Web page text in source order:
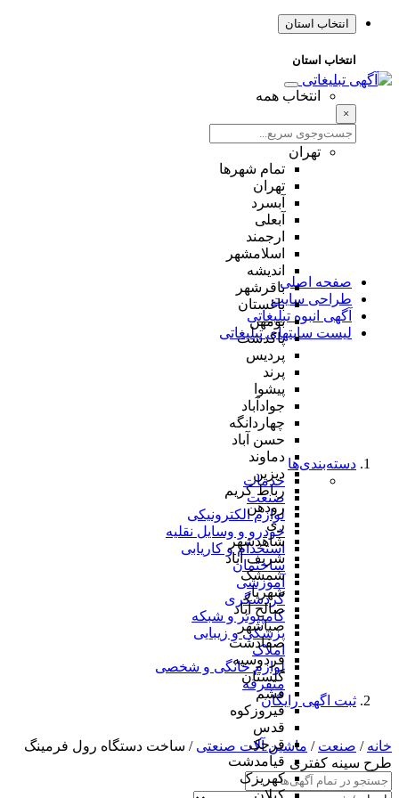
انتخاب استان
انتخاب استان
انتخاب همه
×
تهران
تمام شهر‌ها
تهران
آبسرد
آبعلی
ارجمند
اسلامشهر
اندیشه
باقرشهر
باغستان
بومهن
پاکدشت
پردیس
پرند
پیشوا
جوادآباد
چهاردانگه
حسن آباد
دماوند
دیزین
رباط کریم
رودهن
ری
شاهدشهر
شریف آباد
شمشک
شهریار
صالح آباد
صباشهر
صفادشت
فردوسیه
گلستان
فشم
فیروزکوه
قدس
قرچک
قیامدشت
کهریزک
صفحه اصلی
طراحی سایت
آگهی انبوه تبلیغاتی
لیست سایتهای تبلیغاتی
دسته‌بندی‌ها
خدمات
صنعت
لوازم الکترونیکی
خودرو و وسایل نقلیه
استخدام و کاریابی
ساختمان
آموزشی
گردشگری
کامپیوتر و شبکه
پزشکی و زیبایی
املاک
لوازم خانگی و شخصی
متفرقه
ثبت اگهی رایگان
خانه / صنعت / ماشین آلات صنعتی / ساخت دستگاه رول فرمینگ
طرح سینه کفتری